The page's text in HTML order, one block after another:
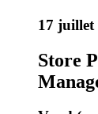
17 juillet
Store